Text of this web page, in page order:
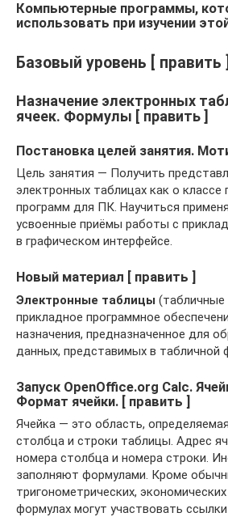
Компьютерные программы,
использовать при изучении
Базовый уровень [ править ]
Назначение электронных
ячеек. Формулы [ править ]
Постановка целей занятия.
Цель занятия — Получить
электронных таблицах как о классе
программ для ПК. Научиться
усвоенные приёмы работы с
в графическом интерфейсе.
Новый материал [ править ]
Электронные таблицы
прикладное программное
назначения, предназначенное для
данных, представимых в табличной
Запуск OpenOffice.org Calc.
Формат ячейки. [ править ]
Ячейка — это область,
столбца и строки таблицы. Адрес
номера столбца и номера строки.
заполняют формулами. Кроме
тригонометрических,
формулах могут участвовать